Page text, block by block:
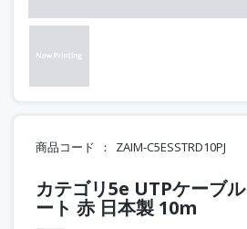
商品コード ZAIM-C5ESSTRD10PJ
カテゴリ5e UTPケーブ
ート 赤 日本製 10m